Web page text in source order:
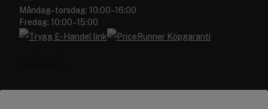
Måndag–torsdag: 10:00–16:00
Fredag: 10:00–15:00